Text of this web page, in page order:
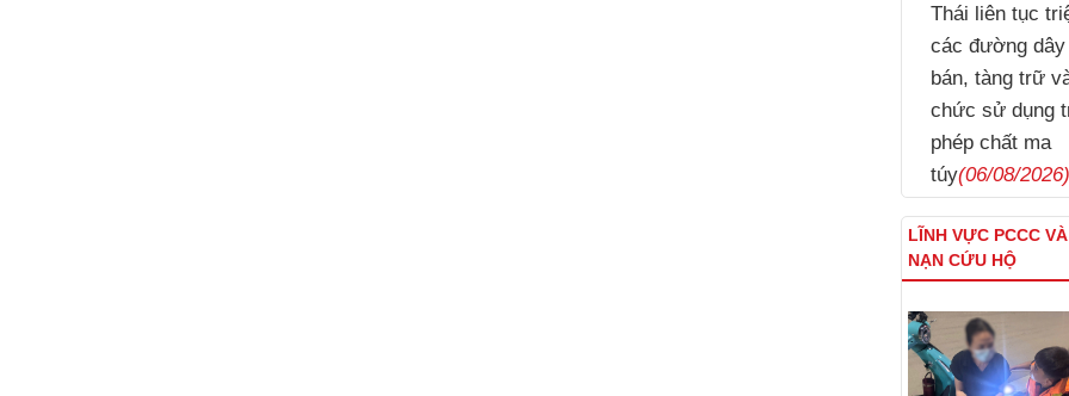
Thái liên tục
các đường dây
bán, tàng trữ
chức sử dụng
phép chất ma
túy(06/08/
LĨNH VỰC PCCC
NẠN CỨU HỘ